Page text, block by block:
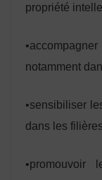
propriété
notamment
•sensibiliser
dans les